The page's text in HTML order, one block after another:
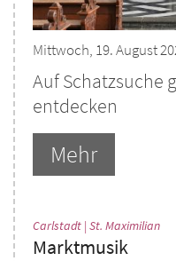
Mittwoch, 19. August
Auf Schatzsuche
entdecken
Mehr
Carlstadt | St. Maximilian:
Marktmusik